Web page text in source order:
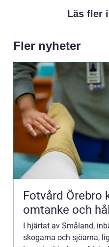
Läs fler
Fler nyheter
Fotvård Örebro kunskap,
omtanke och
I hjärtat av Småland,
skogarna och sjöarna,